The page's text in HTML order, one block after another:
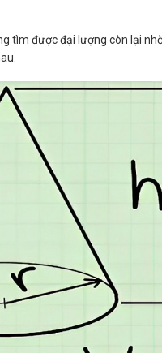
tìm được đại lượng còn lại